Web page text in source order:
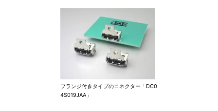
フランジ付きタイプのコネクター「DC0
4S019JAA」